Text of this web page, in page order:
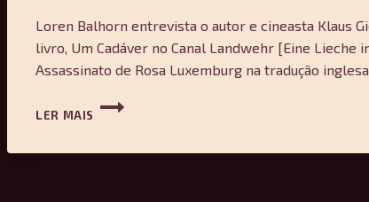
Loren Balhorn entrevista o autor e cineasta Klaus
livro, Um Cadáver no Canal Landwehr [Eine Lieche
Assassinato de Rosa Luxemburg na tradução
LER MAIS
“O
DAS